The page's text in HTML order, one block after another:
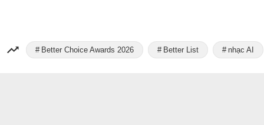
Better Choice Awards 2026 Better List nhạc AI